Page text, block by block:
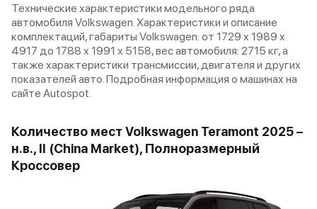
Технические характеристики модельного ряда
автомобиля Volkswagen. Характеристики и описание
комплектаций, габариты Volkswagen: от 1729 x 1989 x
4917 до 1788 x 1991 x 5158, вес автомобиля: 2715 кг, а
также характеристики трансмиссии, двигателя и других
показателей авто. Подробная информация о машинах на
сайте Autospot.
Количество мест Volkswagen Teramont 2025 –
н.в., II (China Market), Полноразмерный
Кроссовер